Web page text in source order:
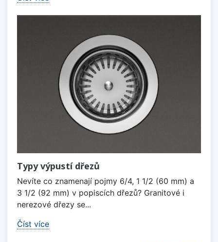
Typy výpustí dřezů
Nevíte co znamenají pojmy 6/4, 1 1/2 (60 mm) a
3 1/2 (92 mm) v popiscích dřezů? Granitové i
nerezové dřezy se...
Číst více